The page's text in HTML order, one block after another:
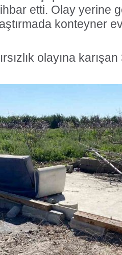
etti. Olay yerine
konteyner
olayına